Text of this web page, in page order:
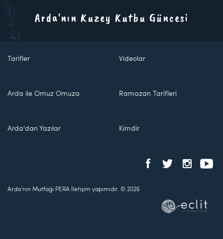
Arda'nın Kuzey Kutbu Güncesi
Tarifler Videolar
Arda ile Omuz Omuza Ramazan Tarifleri
Arda'dan Yazılar Kimdir
Arda'nın Mutfağı PERA İletişim yapımıdır. © 2026